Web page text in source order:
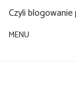
Czyli
MENU